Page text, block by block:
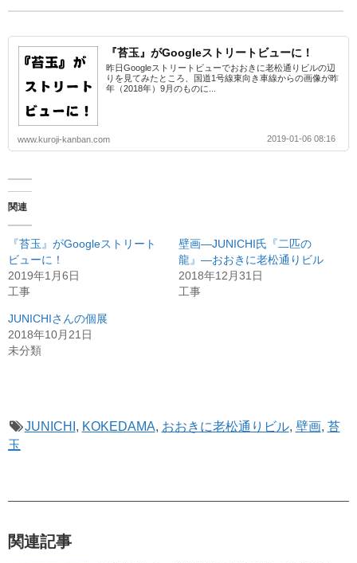
『苔玉』がGoogleストリートビューに！
昨日Googleストリートビューでおおきに老松通りビルの辺
りを見てみたところ、国道1号線東向き車線からの画像が昨
年（2018年）9月のものに...
www.kuroji-kanban.com 2019-01-06 08:16
関連
『苔玉』がGoogleストリート
ビューに！
2019年1月6日
工事
壁画―JUNICHI氏『二匹の
龍』―おおきに老松通りビル
2018年12月31日
工事
JUNICHIさんの個展
2018年10月21日
未分類
JUNICHI , KOKEDAMA, おおきに老松通りビル, 壁画, 苔
玉
関連記事